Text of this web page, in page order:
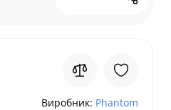
Виробник: Phantom